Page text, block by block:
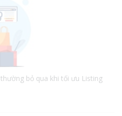
bỏ qua khi tối ưu Listing